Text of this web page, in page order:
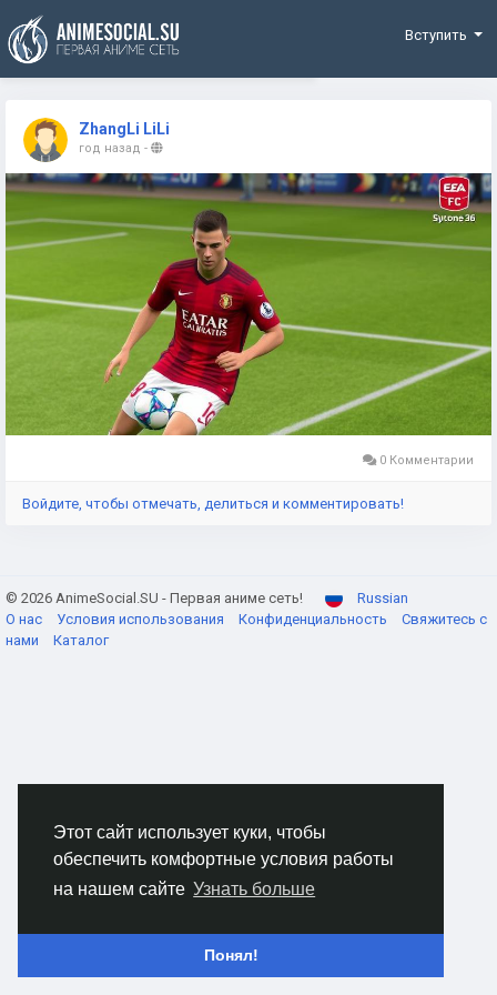
Этот сайт использует куки, чтобы
обеспечить комфортные условия работы
на нашем сайте Узнать больше
Понял!
Funding
Вступить
ZhangLi LiLi
год назад -
0 Комментарии
Войдите, чтобы отмечать, делиться и комментировать!
© 2026 AnimeSocial.SU - Первая аниме сеть!
Russian
О нас
Условия использования Конфиденциальность
Свяжитесь с
нами
Каталог